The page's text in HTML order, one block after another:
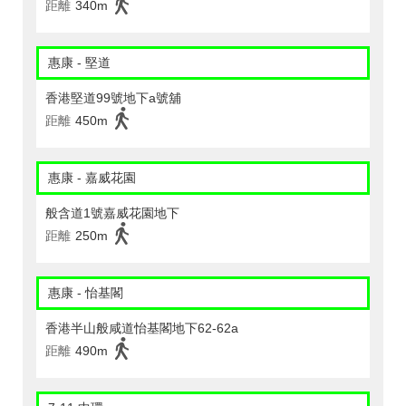
距離 340m
惠康 - 堅道
香港堅道99號地下a號舖
距離 450m
惠康 - 嘉威花園
般含道1號嘉威花園地下
距離 250m
惠康 - 怡基閣
香港半山般咸道怡基閣地下62-62a
距離 490m